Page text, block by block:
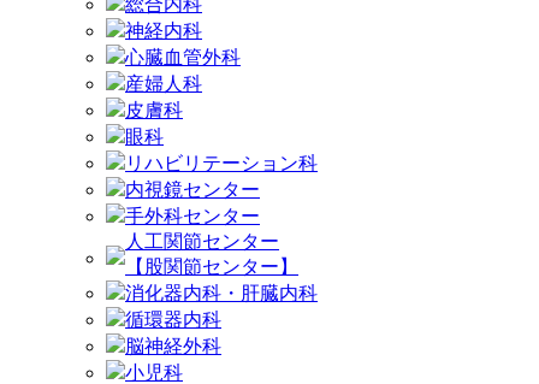
神経内科
心臓血管外科
産婦人科
皮膚科
眼科
リハビリテーション科
内視鏡センター
手外科センター
人工関節センター
【股関節センター】
消化器内科・肝臓内科
循環器内科
脳神経外科
小児科